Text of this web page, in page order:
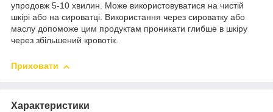
упродовж 5-10 хвилин. Може використовуватися на чистій
шкірі або на сироватці. Використання через сироватку або
маслу допоможе цим продуктам проникати глибше в шкіру
через збільшений кровотік.
Приховати
Характеристики